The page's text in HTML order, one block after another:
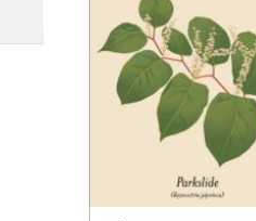
medarbetare up...